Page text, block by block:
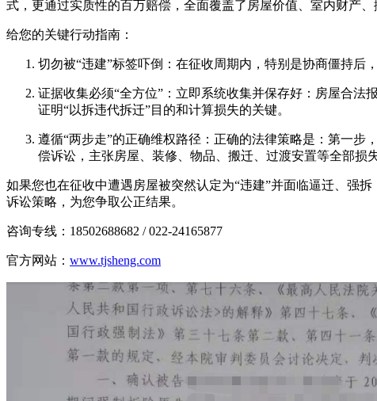
式，更通过实质性的百万赔偿，全面覆盖了房屋价值、室内财产
给您的关键行动指南：
切勿被“违建”标签吓倒：在征收周期内，特别是协商僵持后
证据收集必须“全方位”：立即系统收集并保存好：房屋合
证明“以拆违代拆迁”目的和计算损失的关键。
遵循“两步走”的正确维权路径：正确的法律策略是：第一
偿诉讼，主张房屋、装修、物品、搬迁、过渡安置等全部损
如果您也在征收中遭遇房屋被突然认定为“违建”并面临逼迁、强
诉讼策略，为您争取公正结果。
咨询专线：18502688682 / 022-24165877
官方网站： www.tjsheng.com